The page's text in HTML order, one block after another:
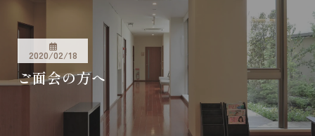
2020/02/18
ご面会の方へ